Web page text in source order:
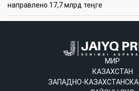
направлено 17,7 млрд теңге
МИР
КАЗАХСТАН
ЗАПАДНО-